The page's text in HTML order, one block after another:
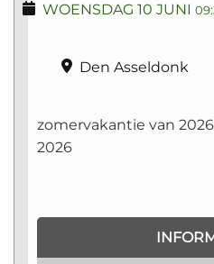
WOENSDAG 10 JUNI
Den Asseldonk
zomervakantie van
2026